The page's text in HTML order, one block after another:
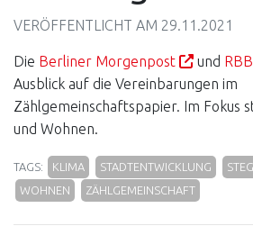
VERÖFFENTLICHT AM 29.11.2021
Die Berliner Morgenpost und
Ausblick auf die Vereinbarungen im
Zählgemeinschaftspapier. Im Fokus
und Wohnen.
TAGS: KLIMA STADTENTWICKLUNG
WOHNEN
ZÄHLGEMEINSCHAFT